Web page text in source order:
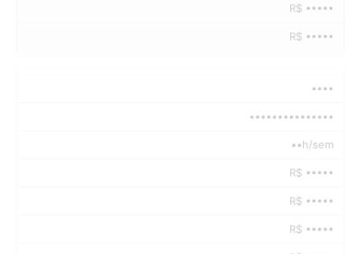
R$ •••••
R$ •••••
••••
•••••••••••••••
••h/sem
R$ •••••
R$ •••••
R$ •••••